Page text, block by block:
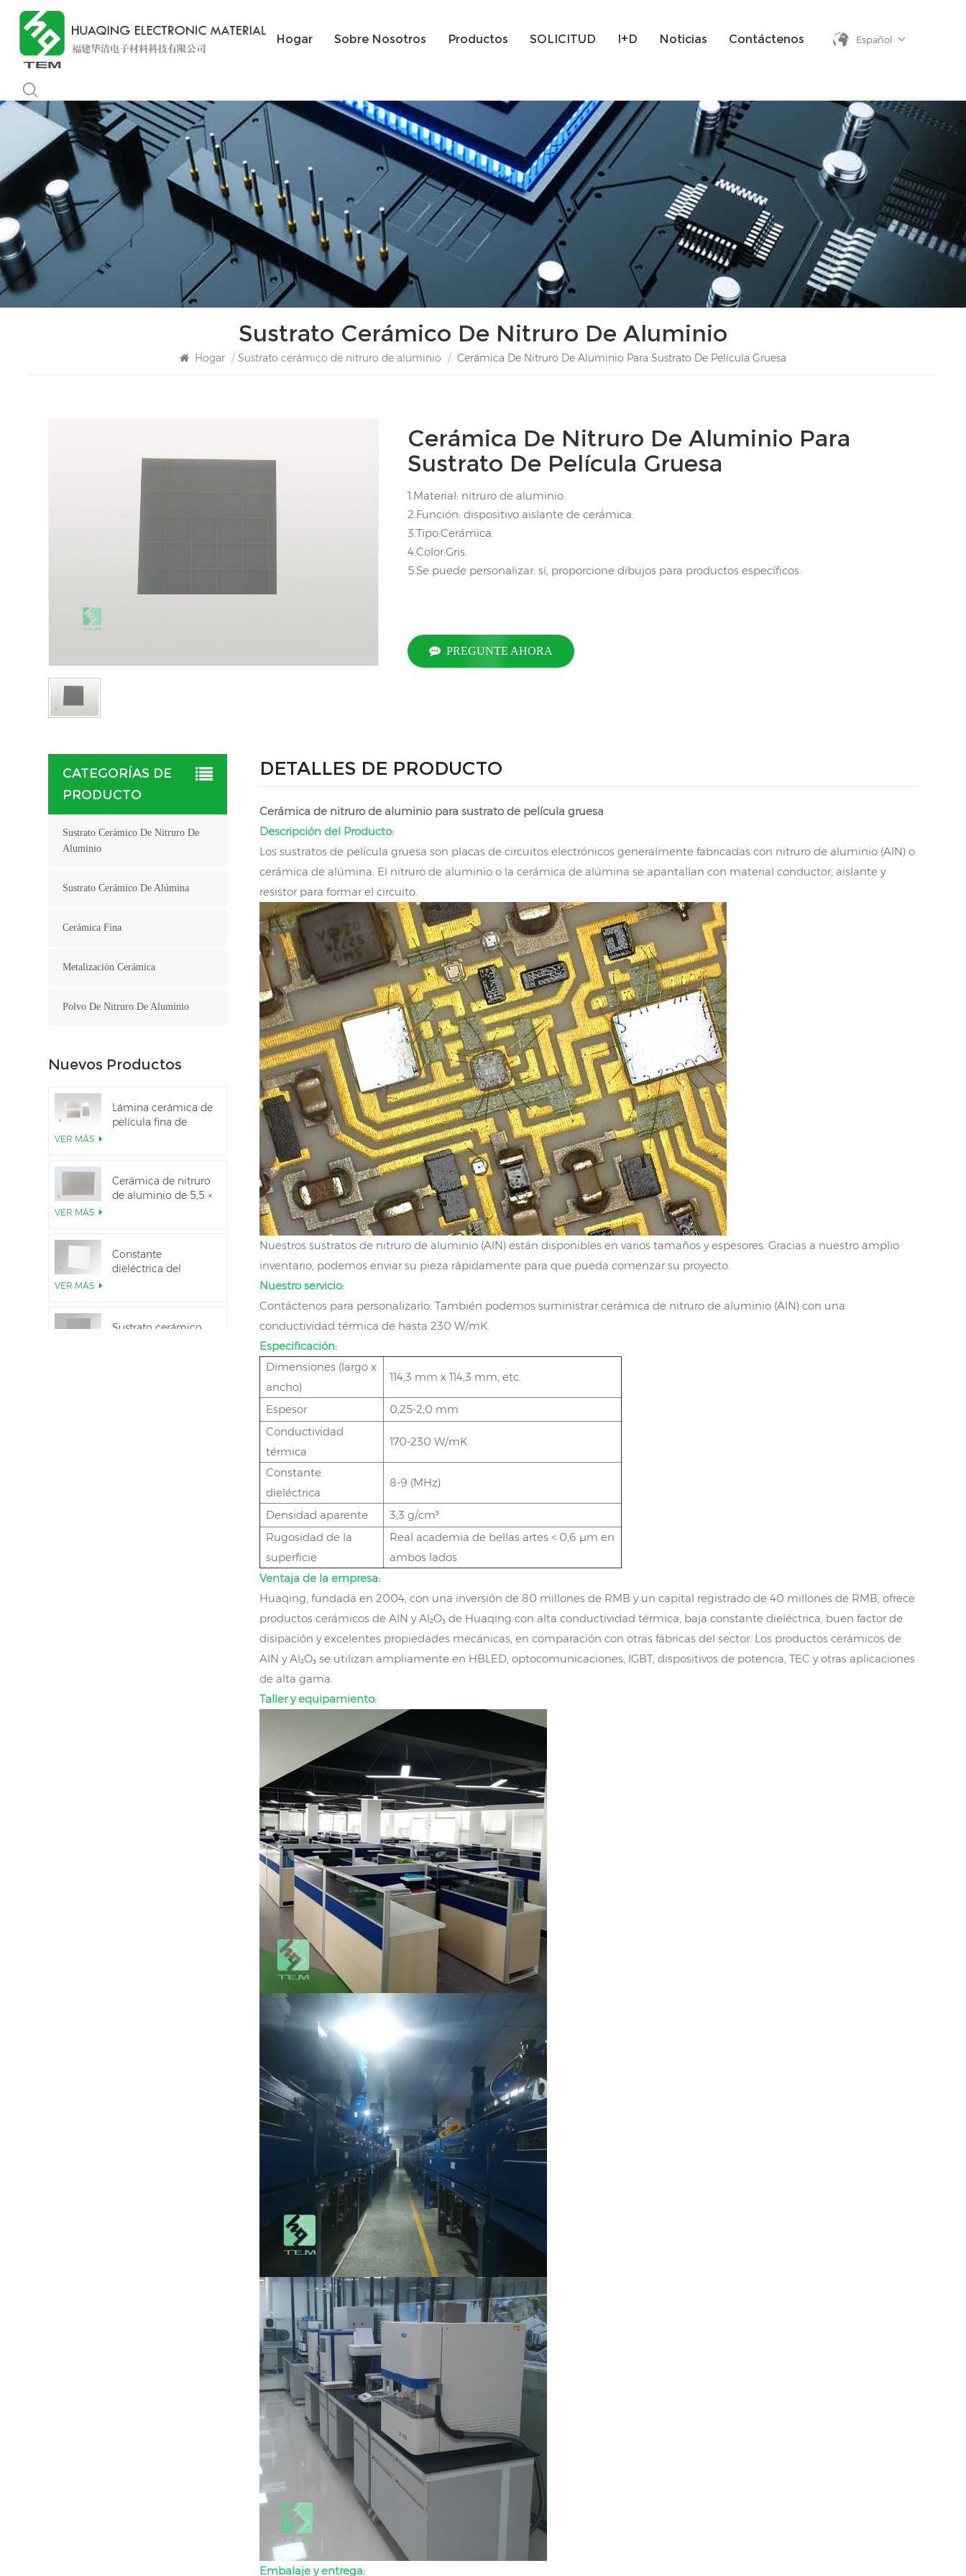
Hogar Sobre Nosotros Productos SOLICITUD I+D Noticias Contáctenos Español
Sustrato Cerámico De Nitruro De Aluminio
Hogar / Sustrato cerámico de nitruro de aluminio / Cerámica De Nitruro De Aluminio Para Sustrato De Película Gruesa
Cerámica De Nitruro De Aluminio Para
Sustrato De Película Gruesa
1.Material: nitruro de aluminio.
2.Función: dispositivo aislante de cerámica.
3.Tipo:Cerámica.
4.Color:Gris.
5.Se puede personalizar: sí, proporcione dibujos para productos específicos.
PREGUNTE AHORA
DETALLES DE PRODUCTO
Cerámica de nitruro de aluminio para sustrato de película gruesa
Descripción del Producto:
Los sustratos de película gruesa son placas de circuitos electrónicos generalmente fabricadas con nitruro de aluminio (AlN) o
cerámica de alúmina. El nitruro de aluminio o la cerámica de alúmina se apantallan con material conductor, aislante y
resistor para formar el circuito.
Nuestros sustratos de nitruro de aluminio (AlN) están disponibles en varios tamaños y espesores. Gracias a nuestro amplio
inventario, podemos enviar su pieza rápidamente para que pueda comenzar su proyecto.
Nuestro servicio:
Contáctenos para personalizarlo. También podemos suministrar cerámica de nitruro de aluminio (AlN) con una
conductividad térmica de hasta 230 W/mK.
Especificación:
Dimensiones (largo x
ancho)
114,3 mm x 114,3 mm, etc.
Espesor
0,25-2,0 mm
Conductividad
térmica
170-230 W/mK
Constante
dieléctrica
8-9 (MHz)
Densidad aparente
3,3 g/cm³
Rugosidad de la
superficie
Real academia de bellas artes < 0,6 μm en
ambos lados
Ventaja de la empresa:
Huaqing, fundada en 2004, con una inversión de 80 millones de RMB y un capital registrado de 40 millones de RMB, ofrece
productos cerámicos de AlN y Al₂O₃ de Huaqing con alta conductividad térmica, baja constante dieléctrica, buen factor de
disipación y excelentes propiedades mecánicas, en comparación con otras fábricas del sector. Los productos cerámicos de
AlN y Al₂O₃ se utilizan ampliamente en HBLED, optocomunicaciones, IGBT, dispositivos de potencia, TEC y otras aplicaciones
de alta gama.
Taller y equipamiento:
Embalaje y entrega:
CATEGORÍAS DE
PRODUCTO
Sustrato Cerámico De Nitruro De
Aluminio
Sustrato Cerámico De Alúmina
Cerámica Fina
Metalización Cerámica
Polvo De Nitruro De Aluminio
Nuevos Productos
Lámina cerámica de
película fina de
VER MÁS
Cerámica de nitruro
de aluminio de 5,5 ×
VER MÁS
Constante
dieléctrica del
VER MÁS
Sustrato cerámico